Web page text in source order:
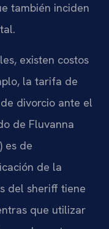
también inciden
existen costos
la tarifa de
divorcio ante el
de Fluvanna
es de
de la
del sheriff tiene
que utilizar